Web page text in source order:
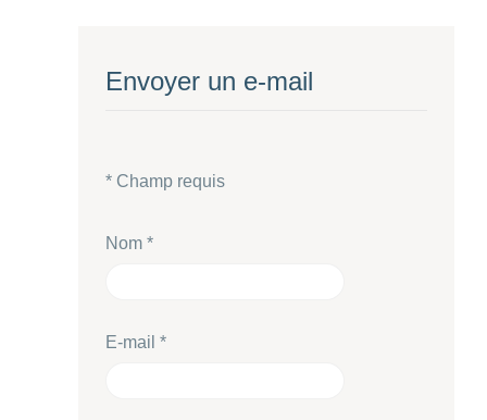
Envoyer un e-mail
* Champ requis
Nom *
E-mail *